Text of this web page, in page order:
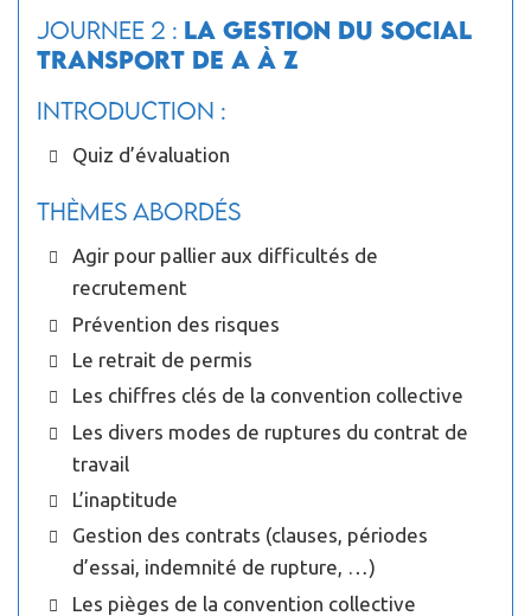
JOURNEE 2 : La gestion du social
transport de A à Z
Introduction :
Quiz d’évaluation
Thèmes abordés
Agir pour pallier aux difficultés de
recrutement
Prévention des risques
Le retrait de permis
Les chiffres clés de la convention collective
Les divers modes de ruptures du contrat de
travail
L’inaptitude
Gestion des contrats (clauses, périodes
d’essai, indemnité de rupture, …)
Les pièges de la convention collective